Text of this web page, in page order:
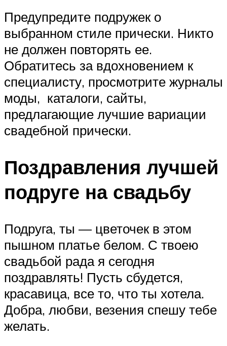
Предупредите подружек о
выбранном стиле прически. Никто
не должен повторять ее.
Обратитесь за вдохновением к
специалисту, просмотрите журналы
моды, каталоги, сайты,
предлагающие лучшие вариации
свадебной прически.
Поздравления лучшей
подруге на свадьбу
Подруга, ты — цветочек в этом
пышном платье белом. С твоею
свадьбой рада я сегодня
поздравлять! Пусть сбудется,
красавица, все то, что ты хотела.
Добра, любви, везения спешу тебе
желать.